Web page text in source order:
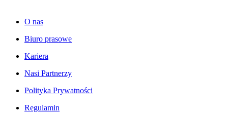
O nas
Biuro prasowe
Kariera
Nasi Partnerzy
Polityka Prywatności
Regulamin